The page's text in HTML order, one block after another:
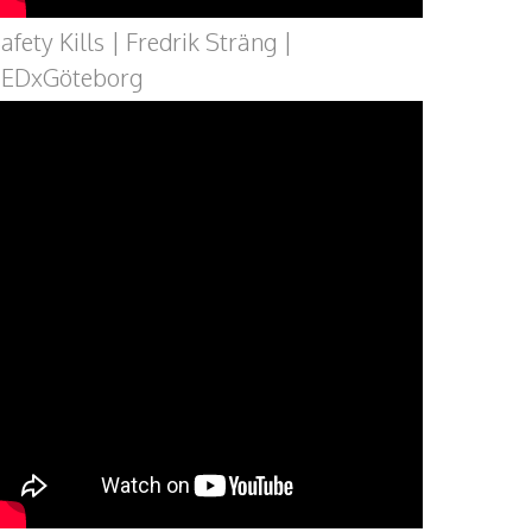
Kills | Fredrik Sträng |